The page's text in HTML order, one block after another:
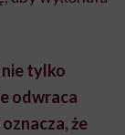
nie tylko
odwraca
że